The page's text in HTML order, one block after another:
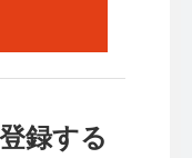
録する